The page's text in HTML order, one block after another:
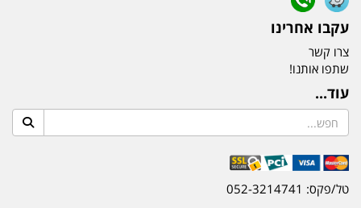
עקבו אחרינו
צרו קשר
שתפו אותנו!
עוד...
טל/פקס: 052-3214741